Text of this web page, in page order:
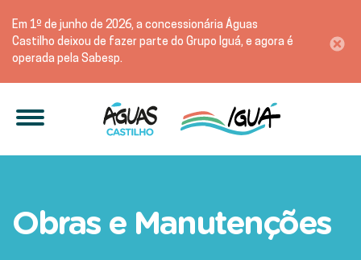
Em 1º de junho de 2026, a concessionária Águas
Castilho deixou de fazer parte do Grupo Iguá, e agora é
operada pela Sabesp.
Obras e Manutenções